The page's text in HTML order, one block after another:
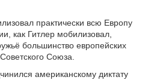
практически всю Европу
как Гитлер мобилизовал,
большинство европейских
Союза.
американскому диктату